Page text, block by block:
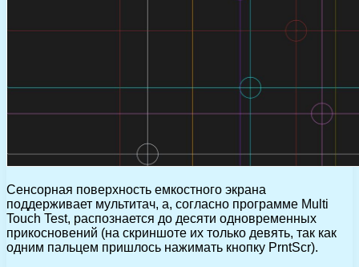
Сенсорная поверхность емкостного экрана
поддерживает мультитач, а, согласно программе Multi
Touch Test, распознается до десяти одновременных
прикосновений (на скриншоте их только девять, так как
одним пальцем пришлось нажимать кнопку PrntScr).